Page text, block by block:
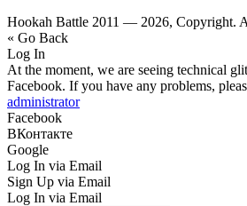
Hookah Battle 2011 — 2026, Copyright.
« Go Back
Log In
At the moment, we are seeing technical
Facebook. If you have any problems,
administrator
Facebook
ВКонтакте
Google
Log In via Email
Sign Up via Email
Log In via Email